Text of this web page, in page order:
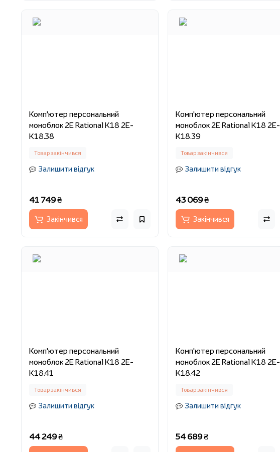
Комп'ютер персональний
моноблок 2E Rational K18 2E-
K18.38
Товар закінчився
Залишити відгук
41 749 ₴
Закінчився
Комп'ютер персональний
моноблок 2E Rational K18 2E-
K18.39
Товар закінчився
Залишити відгук
43 069 ₴
Закінчився
Комп'ютер персональний
моноблок 2E Rational K18 2E-
K18.41
Товар закінчився
Залишити відгук
44 249 ₴
Комп'ютер персональний
моноблок 2E Rational K18 2E-
K18.42
Товар закінчився
Залишити відгук
54 689 ₴